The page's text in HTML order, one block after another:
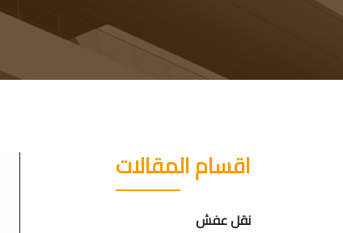
اقسام المقالات
نقل عفش